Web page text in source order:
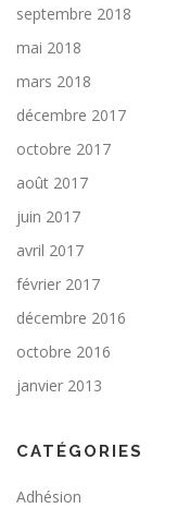
septembre 2018
mai 2018
mars 2018
décembre 2017
octobre 2017
août 2017
juin 2017
avril 2017
février 2017
décembre 2016
octobre 2016
janvier 2013
CATÉGORIES
Adhésion